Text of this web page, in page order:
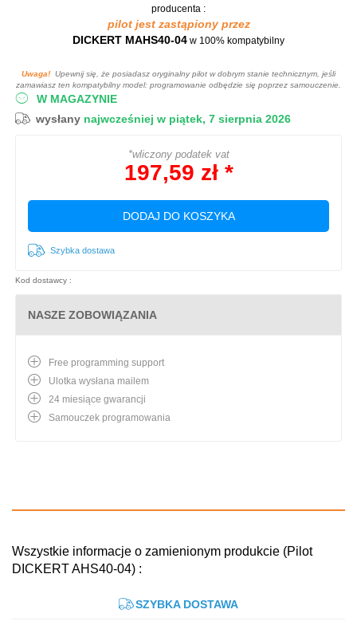
producenta :
pilot jest zastąpiony przez
DICKERT MAHS40-04 w 100% kompatybilny
Uwaga! Upewnij się, że posiadasz oryginalny pilot w dobrym stanie technicznym, jeśli
zamawiasz ten kompatybilny model: programowanie odbędzie się poprzez samouczenie.
W MAGAZYNIE
wysłany najwcześniej w piątek, 7 sierpnia 2026
*wliczony podatek vat
197,59 zł *
DODAJ DO KOSZYKA
Szybka dostawa
Kod dostawcy :
NASZE ZOBOWIĄZANIA
Free programming support
Ulotka wysłana mailem
24 miesiące gwarancji
Samouczek programowania
Wszystkie informacje o zamienionym produkcie (Pilot
DICKERT AHS40-04) :
SZYBKA DOSTAWA